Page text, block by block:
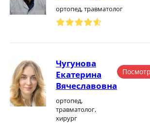
ортопед, травматолог
Чугунова
Екатерина
Вячеславовна
ортопед,
травматолог,
хирург